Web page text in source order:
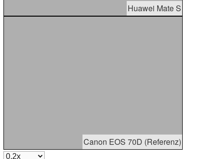
Huawei Mate S
Canon EOS 70D (Referenz)